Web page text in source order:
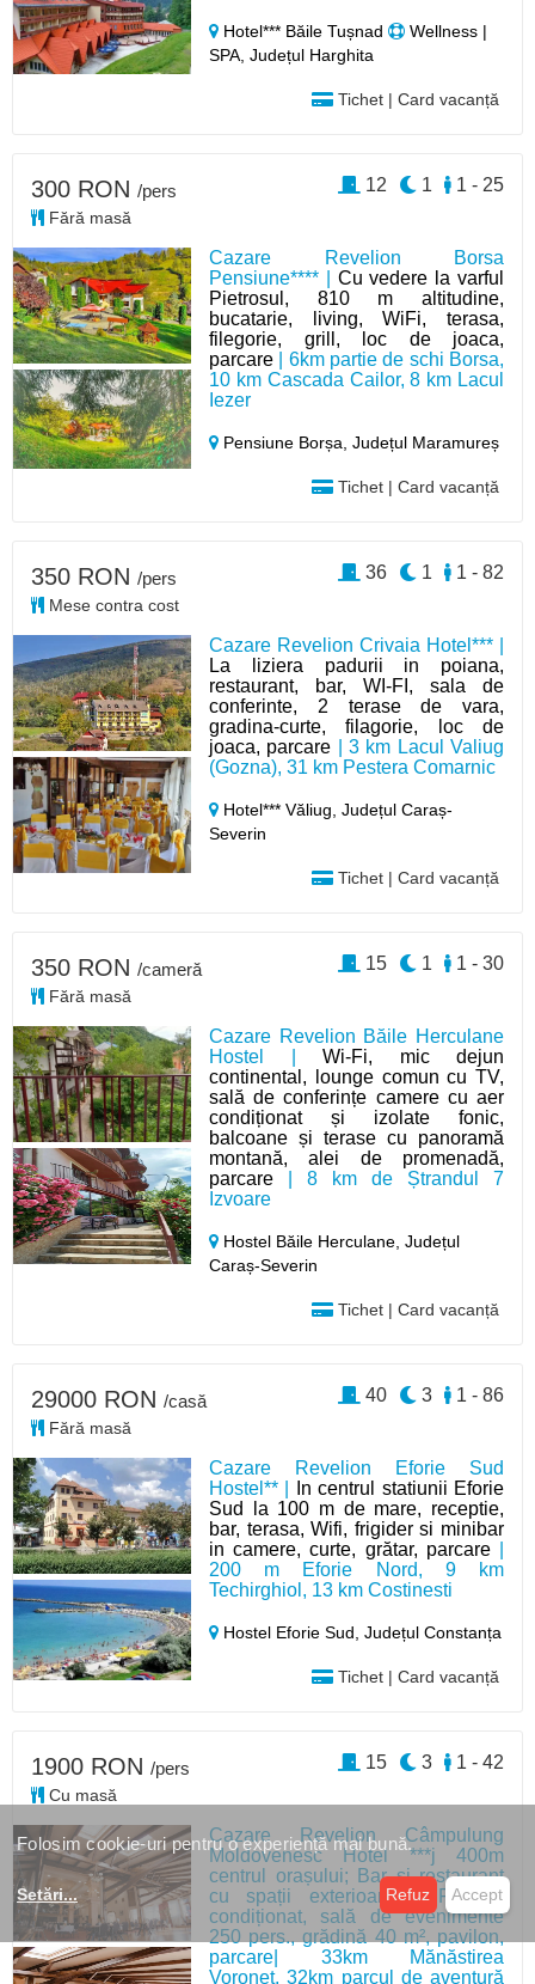
Hotel*** Băile Tușnad
Wellness |
SPA, Județul Harghita
Tichet | Card vacanță
Cazare Revelion Borsa
Pensiune**** | Cu vedere la varful
Pietrosul, 810 m altitudine,
bucatarie, living, WiFi, terasa,
filegorie, grill, loc de joaca,
parcare | 6km partie de schi Borsa,
10 km Cascada Cailor, 8 km Lacul
Iezer
Pensiune Borșa,Județul Maramureș
Tichet | Card vacanță
300 RON /pers
Fără masă
1 - 25
1
12
Cazare Revelion Crivaia Hotel*** |
La liziera padurii in poiana,
restaurant, bar, WI-FI, sala de
conferinte, 2 terase de vara,
gradina-curte, filagorie, loc de
joaca, parcare | 3 km Lacul Valiug
(Gozna), 31 km Pestera Comarnic
Hotel*** Văliug,Județul Caraș-
Severin
Tichet | Card vacanță
350 RON /pers
Mese contra cost
1 - 82
1
36
Cazare Revelion Băile Herculane
Hostel |Wi-Fi, mic dejun
continental, lounge comun cu TV,
sală de conferințe camere cu aer
condiționat și izolate fonic,
balcoane și terase cu panoramă
montană, alei de promenadă,
parcare | 8 km de Ștrandul 7
Izvoare
Hostel Băile Herculane,Județul
Caraș-Severin
Tichet | Card vacanță
350 RON /cameră
Fără masă
1 - 30
1
15
Cazare Revelion Eforie Sud
Hostel** |
In centrul statiunii Eforie
Sud la 100 m de mare, receptie,
bar, terasa, Wifi, frigider si minibar
in camere, curte, grătar, parcare|
200 m Eforie Nord, 9 km
Techirghiol, 13 km Costinesti
Hostel Eforie Sud,Județul Constanța
Tichet | Card vacanță
29000 RON /casă
Fără masă
1 - 86
3
40
Cazare Revelion Câmpulung
Moldovenesc Hotel ***j 400m
centrul orașului; Bar și restaurant
cu spații exterioare, WIFI, aer
condiționat, sală de evenimente
250 pers., grădină 40 m², pavilon,
parcare| 33km Mănăstirea
Voroneț, 32km parcul de aventură
1900 RON /pers
Cu masă
1 - 42
3
15
Folosim cookie-uri pentru o experiență mai bună.
Setări... Refuz Accept